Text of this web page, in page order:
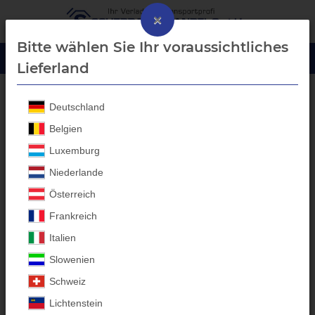
Temared
Temared
Bordwanderhöhungen -
Anhänger Aufbauten
Individuelle Anfertigungen für
alle Anhänger-Marken
Entdecken Sie die Kategorie für hochwertige
Aufbauten bei Scherr Fachhandel GmbH. Unsere in Bayern
×
Bitte wählen Sie Ihr voraussichtliches
Lieferland
Deutschland
Belgien
Luxemburg
Niederlande
Österreich
Frankreich
Italien
Slowenien
Schweiz
Lichtenstein